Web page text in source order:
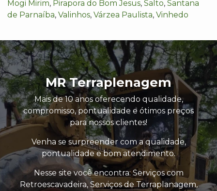
Mogi Mirim, Pirapora do Bom Jesus, Salto, Santana
de Parnaíba, Valinhos, Várzea Paulista, Vinhedo
MR Terraplenagem
Mais de 10 anos oferecendo qualidade,
compromisso, pontualidade e ótimos preços
para nossos clientes!
Venha se surpreender com a qualidade,
pontualidade e bom atendimento.
Nesse site você encontra: Serviços com
Retroescavadeira, Serviços de Terraplanagem,